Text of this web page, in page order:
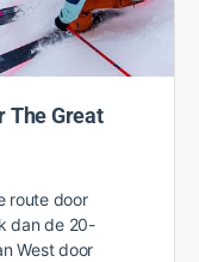
The Great
route door
dan de 20-
West door